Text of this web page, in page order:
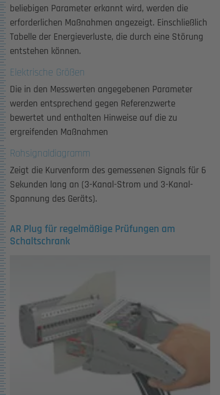
beliebigen Parameter erkannt wird, werden die
erforderlichen Maßnahmen angezeigt. Einschließlich
Tabelle der Energieverluste, die durch eine Störung
entstehen können.
Elektrische Größen
Die in den Messwerten angegebenen Parameter
werden entsprechend gegen Referenzwerte
bewertet und enthalten Hinweise auf die zu
ergreifenden Maßnahmen
Rohsignaldiagramm
Zeigt die Kurvenform des gemessenen Signals für 6
Sekunden lang an (3-Kanal-Strom und 3-Kanal-
Spannung des Geräts).
AR Plug für regelmäßige Prüfungen am
Schaltschrank